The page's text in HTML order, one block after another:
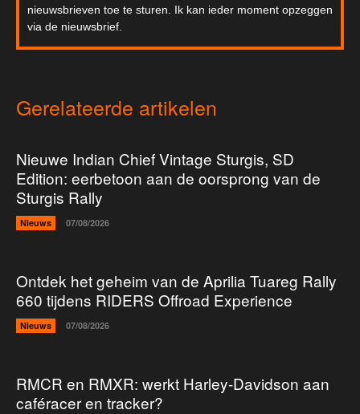
nieuwsbrieven toe te sturen. Ik kan ieder moment opzeggen
via de nieuwsbrief.
Gerelateerde artikelen
Nieuwe Indian Chief Vintage Sturgis, SD
Edition: eerbetoon aan de oorsprong van de
Sturgis Rally
Nieuws 07/08/2026
Ontdek het geheim van de Aprilia Tuareg Rally
660 tijdens RIDERS Offroad Experience
Nieuws 07/08/2026
RMCR en RMXR: werkt Harley-Davidson aan
caféracer en tracker?